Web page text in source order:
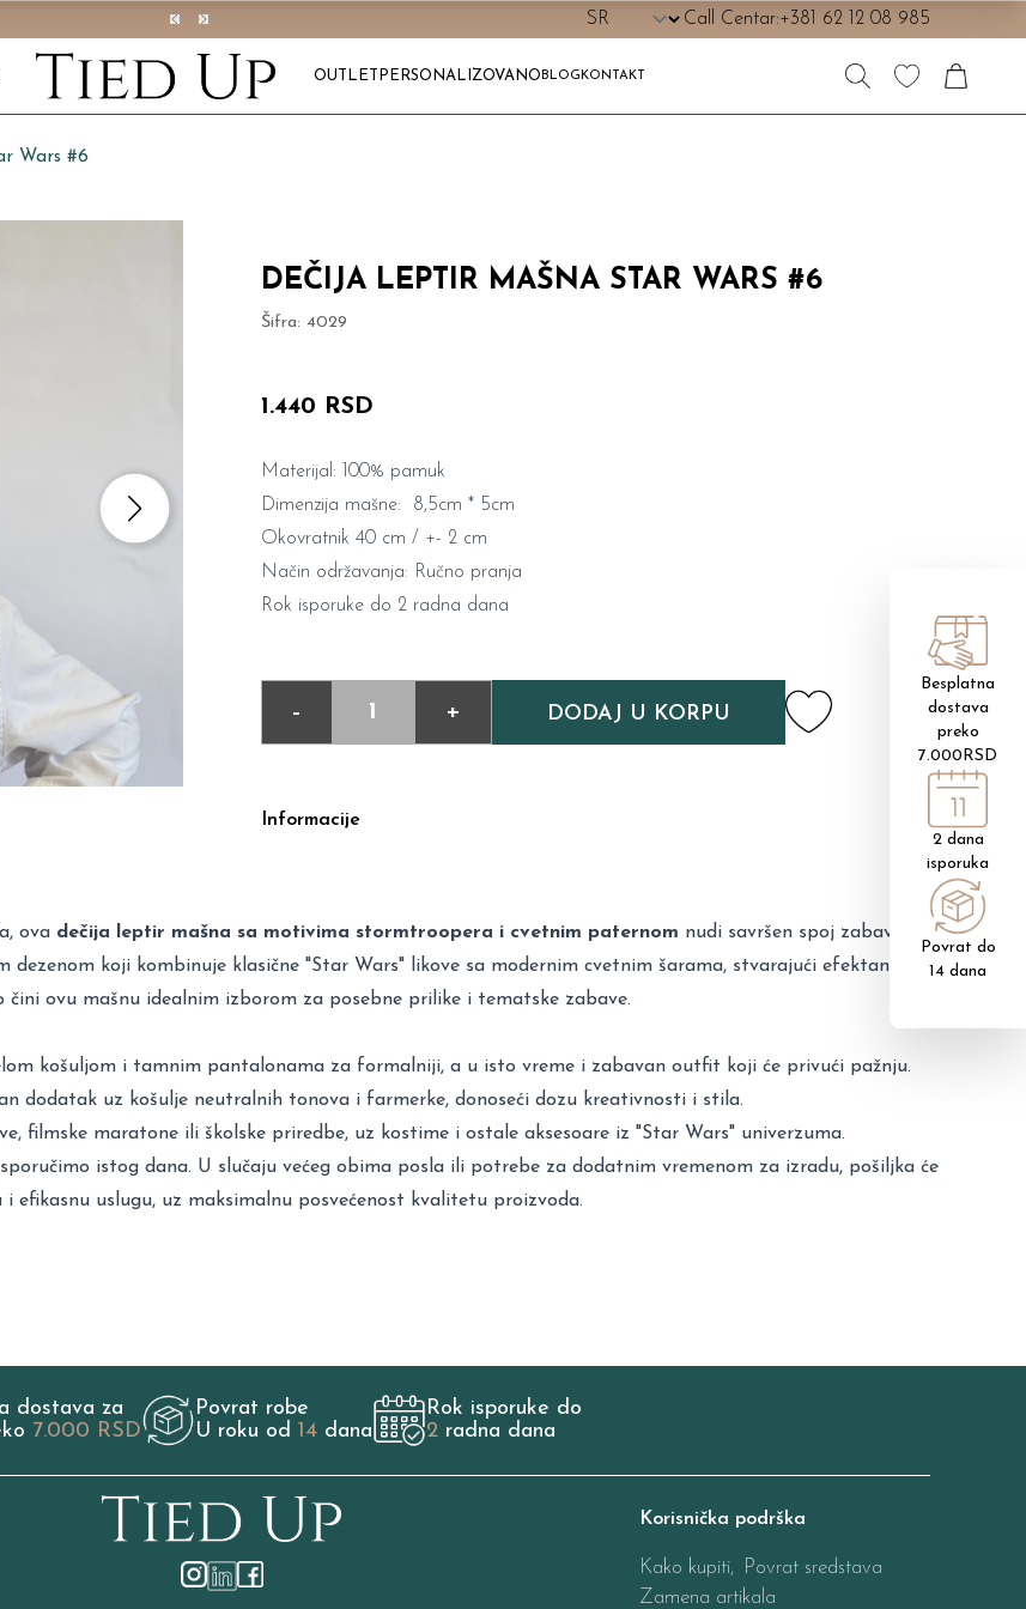
Call Centar:+381 62 12 08 985
OUTLET PERSONALIZOVANO BLOG KONTAKT
Wars #6
DEČIJA LEPTIR MAŠNA STAR WARS #6
Šifra: 4029
1.440 RSD
Materijal: 100% pamuk
Dimenzija mašne: 8,5cm * 5cm
Okovratnik 40 cm / +- 2 cm
Način održavanja: Ručno pranja
Rok isporuke do 2 radna dana
- + DODAJ U KORPU
Informacije
ova dečija leptir mašna sa motivima stormtroopera i cvetnim paternom nudi savršen spoj zabave i
dezenom koji kombinuje klasične "Star Wars" likove sa modernim cvetnim šarama, stvarajući efektan i
ovu mašnu idealnim izborom za posebne prilike i tematske zabave.
košuljom i tamnim pantalonama za formalniji, a u isto vreme i zabavan outfit koji će privući pažnju.
dodatak uz košulje neutralnih tonova i farmerke, donoseći dozu kreativnosti i stila.
filmske maratone ili školske priredbe, uz kostime i ostale aksesoare iz "Star Wars" univerzuma.
istog dana. U slučaju većeg obima posla ili potrebe za dodatnim vremenom za izradu, pošiljka će
uslugu, uz maksimalnu posvećenost kvalitetu proizvoda.
Besplatna
dostava
preko
7.000RSD
2 dana
isporuka
Povrat do
14 dana
dostava za
7.000 RSD
Povrat robe
U roku od 14 dana
Rok isporuke do
2 radna dana
Korisnička podrška
Kako kupiti, Povrat sredstava
Zamena artikala